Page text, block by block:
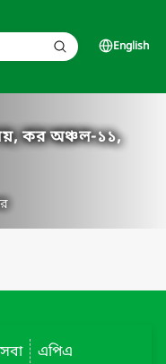
English
কর অঞ্চল-১১,
এপিএ